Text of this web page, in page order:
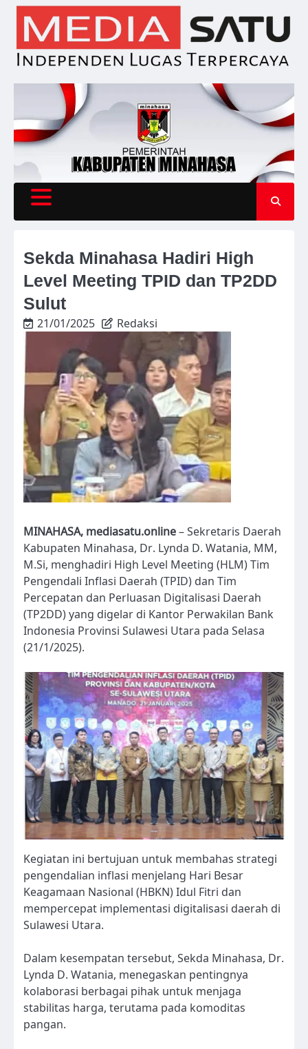
Skip
content
Sekda Minahasa Hadiri High
Level Meeting TPID dan TP2DD
Sulut
21/01/2025 Redaksi
MINAHASA, mediasatu.online– Sekretaris Daerah
Kabupaten Minahasa, Dr. Lynda D. Watania, MM,
M.Si, menghadiri High Level Meeting (HLM) Tim
Pengendali Inflasi Daerah (TPID) dan Tim
Percepatan dan Perluasan Digitalisasi Daerah
(TP2DD) yang digelar di Kantor Perwakilan Bank
Indonesia Provinsi Sulawesi Utara pada Selasa
(21/1/2025).
Kegiatan ini bertujuan untuk membahas strategi
pengendalian inflasi menjelang Hari Besar
Keagamaan Nasional (HBKN) Idul Fitri dan
mempercepat implementasi digitalisasi daerah di
Sulawesi Utara.
Dalam kesempatan tersebut, Sekda Minahasa, Dr.
Lynda D. Watania, menegaskan pentingnya
kolaborasi berbagai pihak untuk menjaga
stabilitas harga, terutama pada komoditas
pangan.